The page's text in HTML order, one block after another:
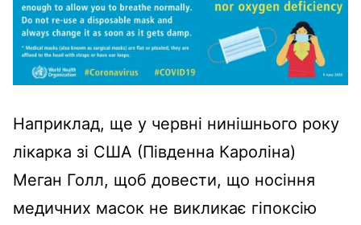
Наприклад, ще у червні нинішнього року
лікарка зі США (Південна Кароліна)
Меган Голл, щоб довести, що носіння
медичних масок не викликає гіпоксію